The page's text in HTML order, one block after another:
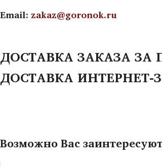
Email: zakaz@goronok.ru
ДОСТАВКА ЗАКАЗА
ДОСТАВКА
Возможно Вас